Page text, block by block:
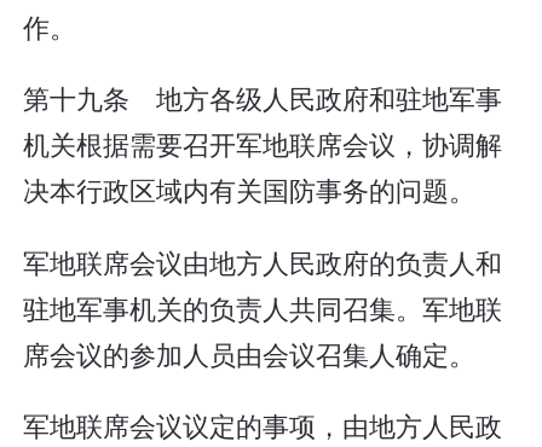
作。
第十九条 地方各级人民政府和驻地军事
机关根据需要召开军地联席会议，协调解
决本行政区域内有关国防事务的问题。
军地联席会议由地方人民政府的负责人和
驻地军事机关的负责人共同召集。军地联
席会议的参加人员由会议召集人确定。
军地联席会议议定的事项，由地方人民政